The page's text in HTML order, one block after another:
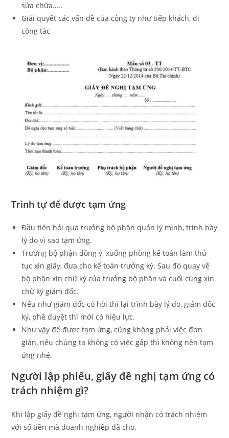
sửa chữa…..
Giải quyết các vấn đề của công ty như tiếp khách, đi
công tác
Trình tự để được tạm ứng
Đầu tiên hỏi qua trưởng bộ phận quản lý mình, trình bày
lý do vì sao tạm ứng.
Trưởng bộ phận đồng ý, xuống phòng kế toán làm thủ
tục xin giấy, đưa cho kế toán trưởng ký. Sau đó quay về
bộ phận xin chữ ký của trưởng bộ phận và cuối cùng xin
chữ ký giám đốc.
Nếu như giám đốc có hỏi thì lại trình bày lý do, giám đốc
ký, phê duyệt thì mới có hiệu lực.
Như vậy để được tạm ứng, cũng không phải việc đơn
giản, nếu chúng ta không có việc gấp thì không nên tạm
ứng nhé.
Người lập phiếu, giấy đề nghị tạm ứng có
trách nhiệm gì?
Khi lập giấy đề nghị tạm ứng, người nhận có trách nhiệm
với số tiền mà doanh nghiệp đã cho.